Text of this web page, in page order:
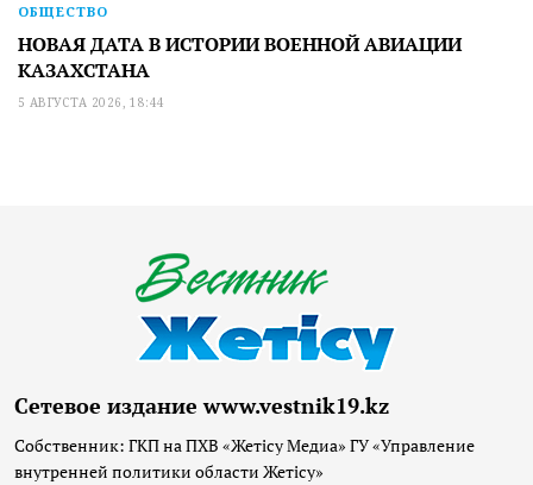
ОБЩЕСТВО
НОВАЯ ДАТА В ИСТОРИИ ВОЕННОЙ АВИАЦИИ
КАЗАХСТАНА
5 АВГУСТА 2026, 18:44
Сетевое издание www.vestnik19.kz
Собственник: ГКП на ПХВ «Жетісу Медиа» ГУ «Управление
внутренней политики области Жетісу»